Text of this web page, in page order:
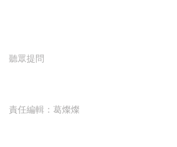
聽眾提問
責任編輯：葛燦燦